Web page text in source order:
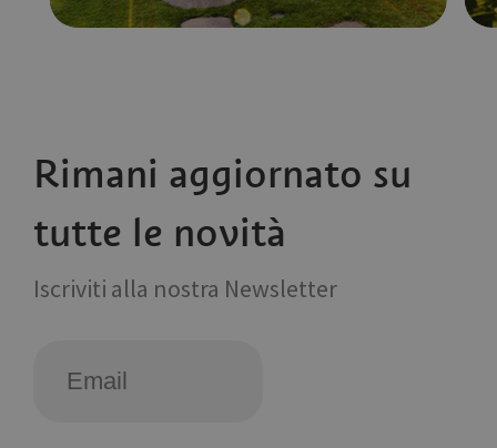
Rimani aggiornato su
tutte le novità
Iscriviti alla nostra Newsletter